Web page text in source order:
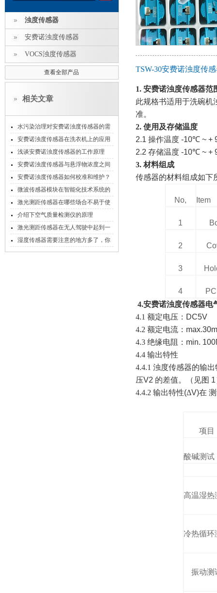
浊度传感器
安费诺浊度传感器
VOCS浊度传感器
查看全部产品
相关文章
水污染治理对安费诺浊度传感器的需
求
安费诺浊度传感器在洗衣机上的应用
及注意事项
浅谈安费诺浊度传感器的工作原理
安费诺浊度传感器与悬浮物浓度之间
的关系是怎样的？
安费诺浊度传感器如何校准和维护？
微波传感器模块在智能化技术系统的
应用
激光测距传感器在哪些场合不易于使
用？
介绍下空气质量检测仪的原理
激光测距传感器在无人驾驶中起到一
个重要角色
湿度传感器需要注意的地方多了，你
记住了吗？
TSW-30安费诺浊度传
1. 安费诺浊度传感器范
此规格书适用于洗碗机
准。
2. 使用及存储温度
2.1 操作温度 -10℃ ~ +
2.2 存储温度 -10℃ ~ +
3. 材料组成
传感器的材料组成如下
No, Item
1
2
3
4
4.安费诺浊度传感器电
4.1 额定电压： DC5V
4.2 额定电流：
4.3 绝缘电阻： min.
4.4 输出特性
4.4.1 浊度传感器的输出
压V2 的差值。（见图 1
4.4.2 输出特性(ΔV)在
项目
酸碱测试
高温湿热
冷热循环
振动测